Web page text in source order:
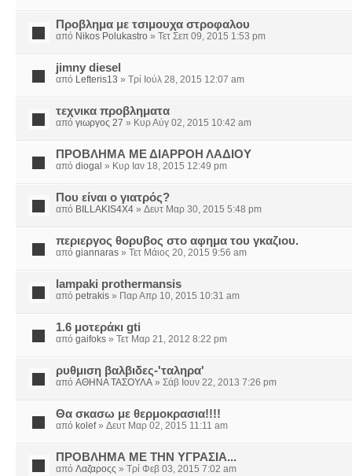
Προβλημα με τσιμουχα στροφαλου
από Nikos Polukastro » Τετ Σεπ 09, 2015 1:53 pm
jimny diesel
από Lefteris13 » Τρί Ιούλ 28, 2015 12:07 am
τεχνικα προβληματα
από γιωργος 27 » Κυρ Αύγ 02, 2015 10:42 am
ΠΡΟΒΛΗΜΑ ΜΕ ΔΙΑΡΡΟΗ ΛΑΔΙΟΥ
από diogal » Κυρ Ιαν 18, 2015 12:49 pm
Που είναι ο γιατρός?
από BILLAKIS4X4 » Δευτ Μαρ 30, 2015 5:48 pm
περιεργος θορυβος στο αφημα του γκαζιου.
από giannaras » Τετ Μάιος 20, 2015 9:56 am
lampaki prothermansis
από petrakis » Παρ Απρ 10, 2015 10:31 am
1.6 μοτεράκι gti
από gaifoks » Τετ Μαρ 21, 2012 8:22 pm
ρυθμιση βαλβιδες-'ταληρα'
από ΑΘΗΝΑ ΤΑΣΟΥΛΑ » Σάβ Ιουν 22, 2013 7:26 pm
Θα σκασω με θερμοκρασια!!!!
από kolef» Δευτ Μαρ 02, 2015 11:11 am
ΠΡΟΒΛΗΜΑ ΜΕ ΤΗΝ ΥΓΡΑΣΙΑ...
από Λαζαροςς » Τρί Φεβ 03, 2015 7:02 am